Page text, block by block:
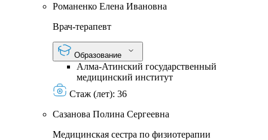
Романенко Елена Ивановна
Врач-терапевт
Образование
Алма-Атинский государственный
медицинский институт
Стаж (лет): 36
Сазанова Полина Сергеевна
Медицинская сестра по физиотерапии